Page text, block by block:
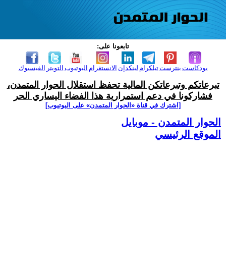
تابعونا على:
الفيسبوك التويتر اليوتيوب الانستغرام لينكدإن تيلكرامبنترست بودكاست
تبرعاتكم وتبرعاتكن المالية تحفظ استقلال الحوار المتمدن،
فشاركونا في دعم استمرارية هذا الفضاء اليساري الحر
[اشترك في قناة ‫«الحوار المتمدن» على اليوتيوب]
الحوار المتمدن - موبايل
الموقع الرئيسي